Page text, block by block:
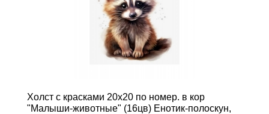
Холст с красками 20х20 по номер. в кор
"Малыши-животные" (16цв) Енотик-полоскун,